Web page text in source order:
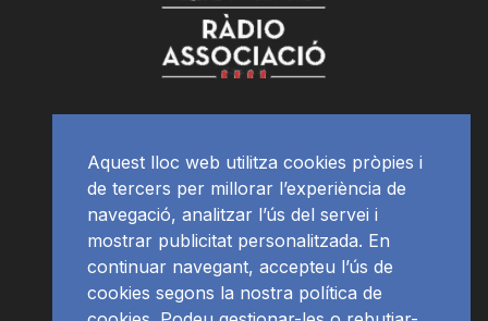
Aquest lloc web utilitza cookies pròpies i
de tercers per millorar l’experiència de
navegació, analitzar l’ús del servei i
mostrar publicitat personalitzada. En
continuar navegant, accepteu l’ús de
cookies segons la nostra política de